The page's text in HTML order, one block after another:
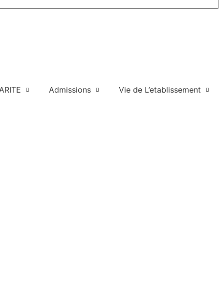
Admissions Vie de L’etablissement